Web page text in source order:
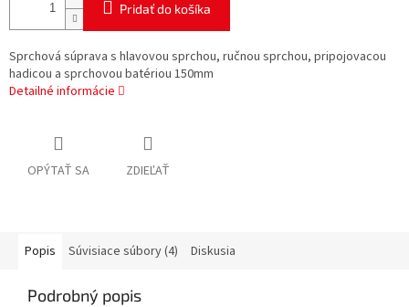
Pridať do košíka
Sprchová súprava s hlavovou sprchou, ručnou sprchou, pripojovacou
hadicou a sprchovou batériou 150mm
Detailné informácie
OPÝTAŤ SA ZDIEĽAŤ
Popis Súvisiace súbory (4) Diskusia
Podrobný popis